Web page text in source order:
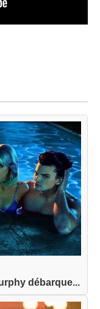
débarque...